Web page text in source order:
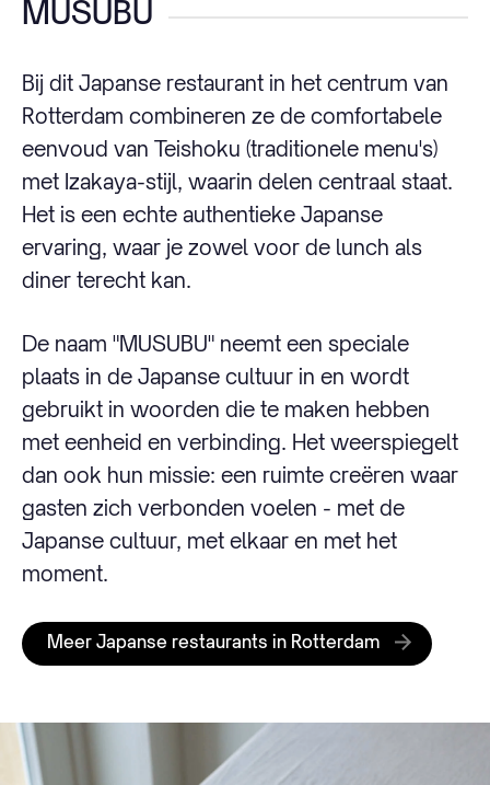
MUSUBU
Bij dit Japanse restaurant in het centrum van
Rotterdam combineren ze de comfortabele
eenvoud van Teishoku (traditionele menu's)
met Izakaya-stijl, waarin delen centraal staat.
Het is een echte authentieke Japanse
ervaring, waar je zowel voor de lunch als
diner terecht kan.
De naam "MUSUBU" neemt een speciale
plaats in de Japanse cultuur in en wordt
gebruikt in woorden die te maken hebben
met eenheid en verbinding. Het weerspiegelt
dan ook hun missie: een ruimte creëren waar
gasten zich verbonden voelen - met de
Japanse cultuur, met elkaar en met het
moment.
Meer Japanse restaurants in Rotterdam